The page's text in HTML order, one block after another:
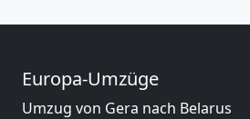
Europa-Umzüge
Umzug von Gera nach Belarus